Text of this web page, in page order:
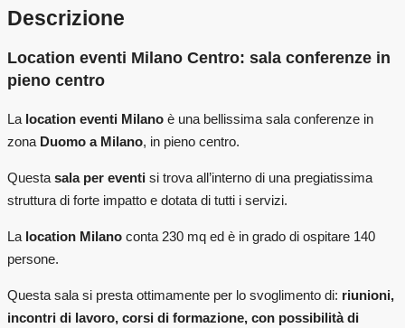
Descrizione
Location eventi Milano Centro: sala conferenze in
pieno centro
La location eventi Milano è una bellissima sala conferenze in
zona Duomo a Milano, in pieno centro.
Questa sala per eventi si trova all’interno di una pregiatissima
struttura di forte impatto e dotata di tutti i servizi.
La location Milano conta 230 mq ed è in grado di ospitare 140
persone.
Questa sala si presta ottimamente per lo svoglimento di: riunioni,
incontri di lavoro, corsi di formazione, con possibilità di